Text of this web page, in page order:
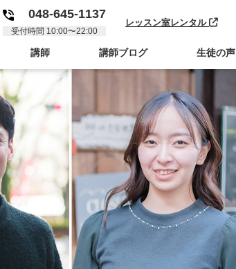
048-645-1137
受付時間 10:00〜22:00
レッスン室レンタル
講師 講師ブログ 生徒の声